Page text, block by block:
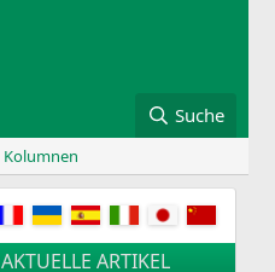
Suche
Kolumnen
AKTUELLE ARTIKEL